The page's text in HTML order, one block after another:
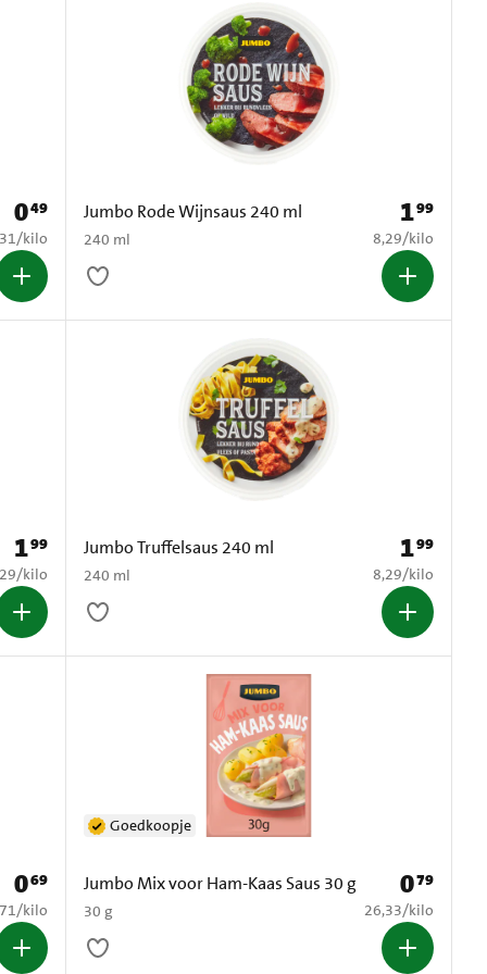
Prijs: € 0,49
049
per kilo
/kilo
Jumbo Rode Wijnsaus 240 ml
240 ml
Prijs: € 1,99
199
€ 8,29 per kilo
8,29/kilo
Prijs: € 1,99
199
per kilo
/kilo
Jumbo Truffelsaus 240 ml
240 ml
Prijs: € 1,99
199
€ 8,29 per kilo
8,29/kilo
Prijs: € 0,69
069
per kilo
/kilo
Jumbo Mix voor Ham-Kaas Saus 30 g
30 g
Goedkoopje
Prijs: € 0,79
079
€ 26,33 per kilo
26,33/kilo